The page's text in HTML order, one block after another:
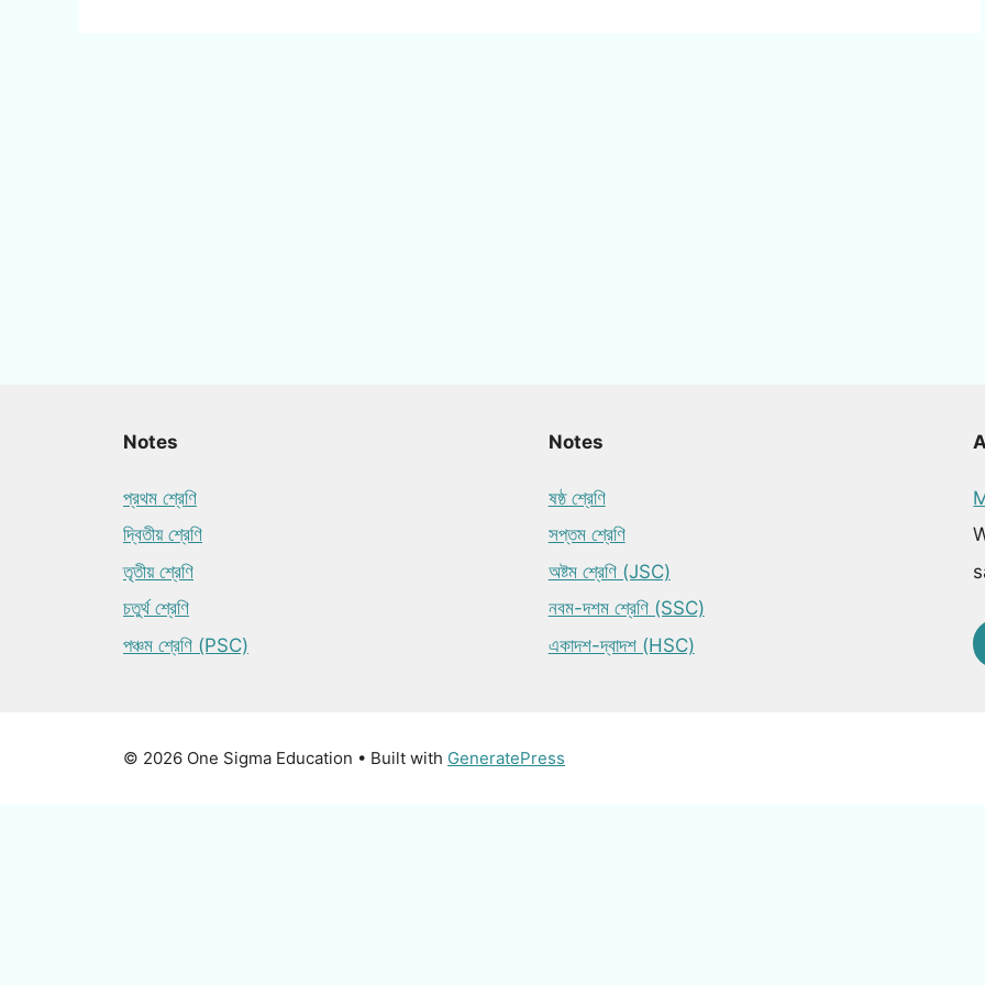
Notes
প্রথম শ্রেণি
দ্বিতীয় শ্রেণি
তৃতীয় শ্রেণি
চতুর্থ শ্রেণি
পঞ্চম শ্রেণি (PSC)
Notes
ষষ্ঠ শ্রেণি
সপ্তম শ্রেণি
অষ্টম শ্রেণি (JSC)
নবম-দশম শ্রেণি (SSC)
একাদশ-দ্বাদশ (HSC)
© 2026 One Sigma Education • Built with GeneratePress